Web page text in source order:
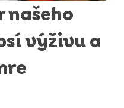
našeho
výživu a